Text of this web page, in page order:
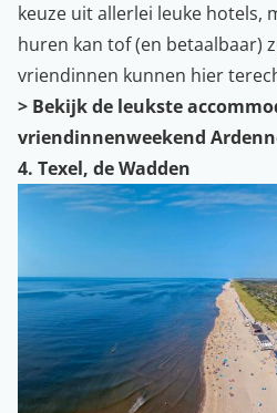
keuze uit allerlei leuke hotels,
huren kan tof (en betaalbaar)
vriendinnen kunnen hier
> Bekijk de leukste
vriendinnenweekend
4. Texel, de Wadden